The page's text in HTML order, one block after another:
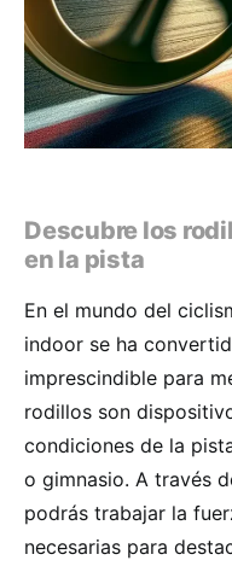
Descubre los
en la pista
En el mundo del
indoor se ha
imprescindible para
rodillos son
condiciones de la
o gimnasio. A través
podrás trabajar la
necesarias para